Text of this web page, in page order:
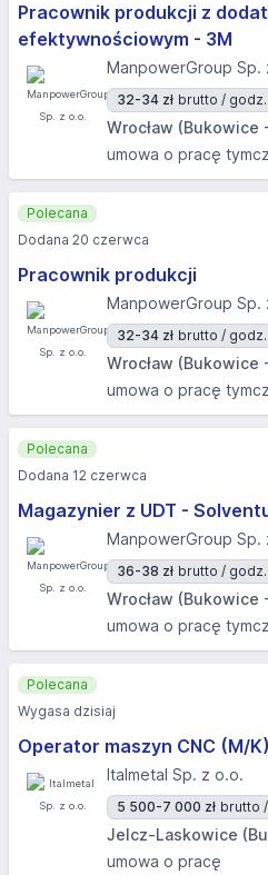
Pracownik produkcji z
efektywnościowym - 3M
ManpowerGroup Sp.
32-34 zł brutto / godz.
Wrocław (Bukowice
umowa o pracę
Pracownik produkcji
ManpowerGroup Sp.
32-34 zł brutto / godz.
Wrocław (Bukowice
umowa o pracę
Polecana
Dodana 20 czerwca
Magazynier z UDT -
ManpowerGroup Sp.
36-38 zł brutto / godz.
Wrocław (Bukowice
umowa o pracę
Polecana
Dodana 12 czerwca
Operator maszyn CNC (M/K)
Italmetal Sp. z o.o.
5 500-7 000 zł brutto
Jelcz-Laskowice
umowa o pracę
Polecana
Wygasa dzisiaj